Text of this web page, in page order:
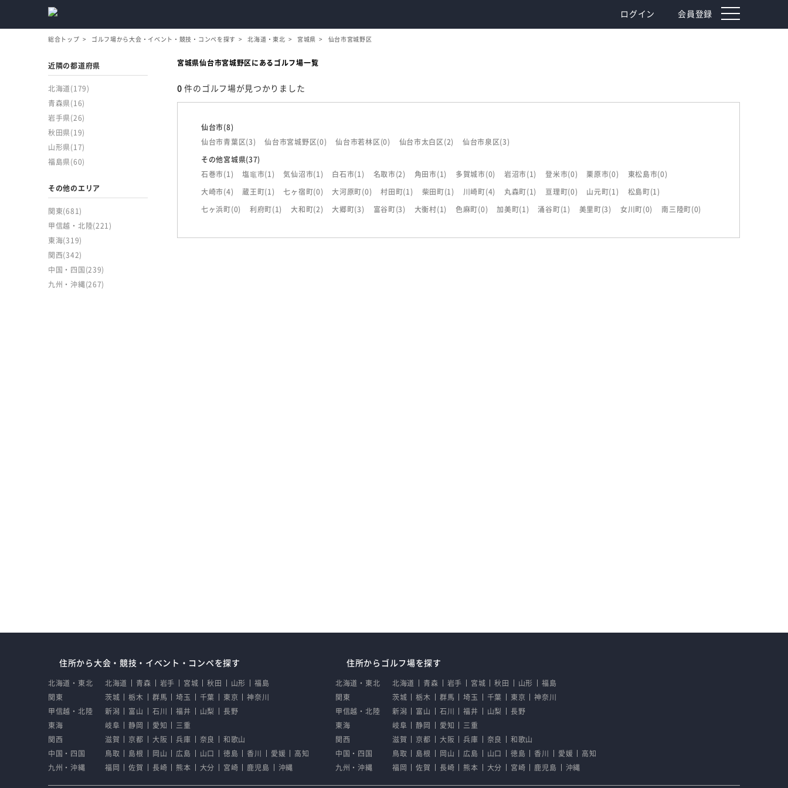
ログイン 会員登録
toggle
総合トップ ゴルフ場から大会・イベント・競技・コンペを探す 北海道・東北 宮城県 仙台市宮城野区
近隣の都道府県
北海道 (179)
青森県 (16)
岩手県 (26)
秋田県 (19)
山形県 (17)
福島県 (60)
その他のエリア
関東(681)
甲信越・北陸(221)
東海(319)
関西(342)
中国・四国 (239)
九州・沖縄 (267)
宮城県仙台市宮城野区にあるゴルフ場一覧
0 件のゴルフ場が見つかりました
仙台市(8)
仙台市青葉区(3) 仙台市宮城野区(0) 仙台市若林区 (0) 仙台市太白区 (2) 仙台市泉区(3)
その他宮城県(37)
石巻市(1) 塩竈市(1) 気仙沼市(1) 白石市(1) 名取市(2) 角田市(1) 多賀城市(0) 岩沼市(1) 登米市(0) 栗原市(0) 東松島市(0)
大崎市(4) 蔵王町(1) 七ヶ宿町(0) 大河原町(0) 村田町(1) 柴田町(1) 川崎町(4) 丸森町(1) 亘理町(0) 山元町(1) 松島町(1)
七ヶ浜町(0) 利府町(1) 大和町(2) 大郷町(3) 富谷町(3) 大衡村(1) 色麻町(0) 加美町(1) 涌谷町(1) 美里町(3) 女川町(0) 南三陸町(0)
住所から大会・競技・イベント・コンペを探す
北海道・東北 北海道 青森 岩手 宮城 秋田 山形
福島
関東
茨城 栃木 群馬 埼玉 千葉 東京
神奈川
甲信越・北陸
新潟 富山 石川 福井 山梨
長野
東海
岐阜 静岡 愛知
三重
関西
滋賀 京都 大阪 兵庫 奈良
和歌山
中国・四国
鳥取 島根 岡山 広島 山口 徳島 香川 愛媛
高知
九州・沖縄
福岡 佐賀 長崎 熊本 大分 宮崎 鹿児島 沖縄
住所からゴルフ場を探す
北海道・東北 北海道 青森 岩手 宮城 秋田 山形
福島
関東
茨城 栃木 群馬 埼玉 千葉 東京
神奈川
甲信越・北陸
新潟 富山 石川 福井 山梨
長野
東海
岐阜 静岡 愛知
三重
関西
滋賀 京都 大阪 兵庫 奈良
和歌山
中国・四国
鳥取 島根 岡山 広島 山口 徳島 香川 愛媛
高知
九州・沖縄
福岡 佐賀 長崎 熊本 大分 宮崎 鹿児島 沖縄